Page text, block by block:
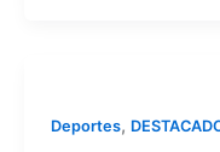
Deportes,